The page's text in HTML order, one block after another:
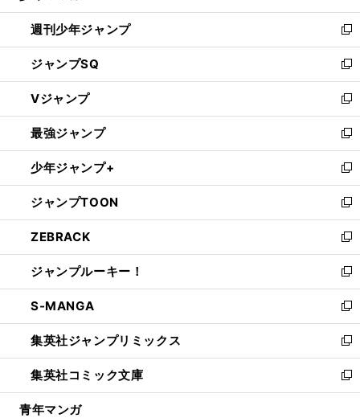
開
く
週刊少年ジャンプ
新
し
い
ウ
ィ
ン
ド
ウ
で
開
く
ジャンプSQ
新
し
い
ウ
ィ
ン
ド
ウ
で
開
く
Vジャンプ
新
し
い
ウ
ィ
ン
ド
ウ
で
開
く
最強ジャンプ
新
し
い
ウ
ィ
ン
ド
ウ
で
開
く
少年ジャンプ+
新
し
い
ウ
ィ
ン
ド
ウ
で
開
く
ジャンプTOON
新
し
い
ウ
ィ
ン
ド
ウ
で
開
く
ZEBRACK
新
し
い
ウ
ィ
ン
ド
ウ
で
開
ジャンプルーキー！
新
し
い
ウ
ィ
ン
ド
ウ
S-MANGA
新
し
い
ウ
ィ
ン
集英社ジャンプリミックス
新
し
い
ウ
集英社コミック文庫
新
し
青年マンガ